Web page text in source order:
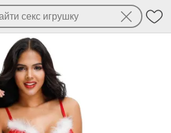
корсаж помощницы Санты